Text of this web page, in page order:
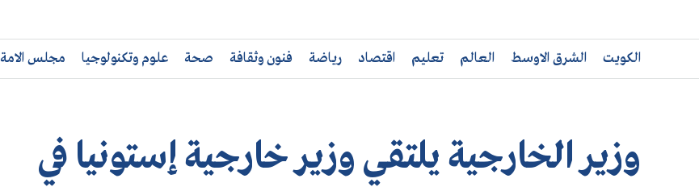
الكويت الشرق الاوسط العالم تعليم اقتصاد رياضة فنون وثقافة صحة علوم وتكنولوجيا مجلس الامة
وزير الخارجية يلتقي وزير خارجية إستونيا في